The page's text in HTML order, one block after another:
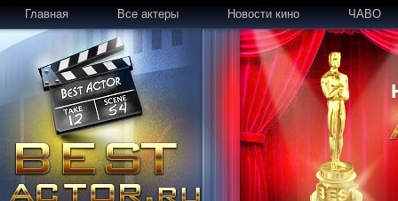
Главная Все актеры Новости кино ЧАВО